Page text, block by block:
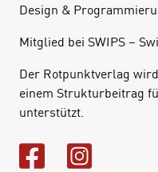
Design &
Mitglied bei SWIPS –
Der Rotpunktverlag
einem Strukturbeitrag
unterstützt.